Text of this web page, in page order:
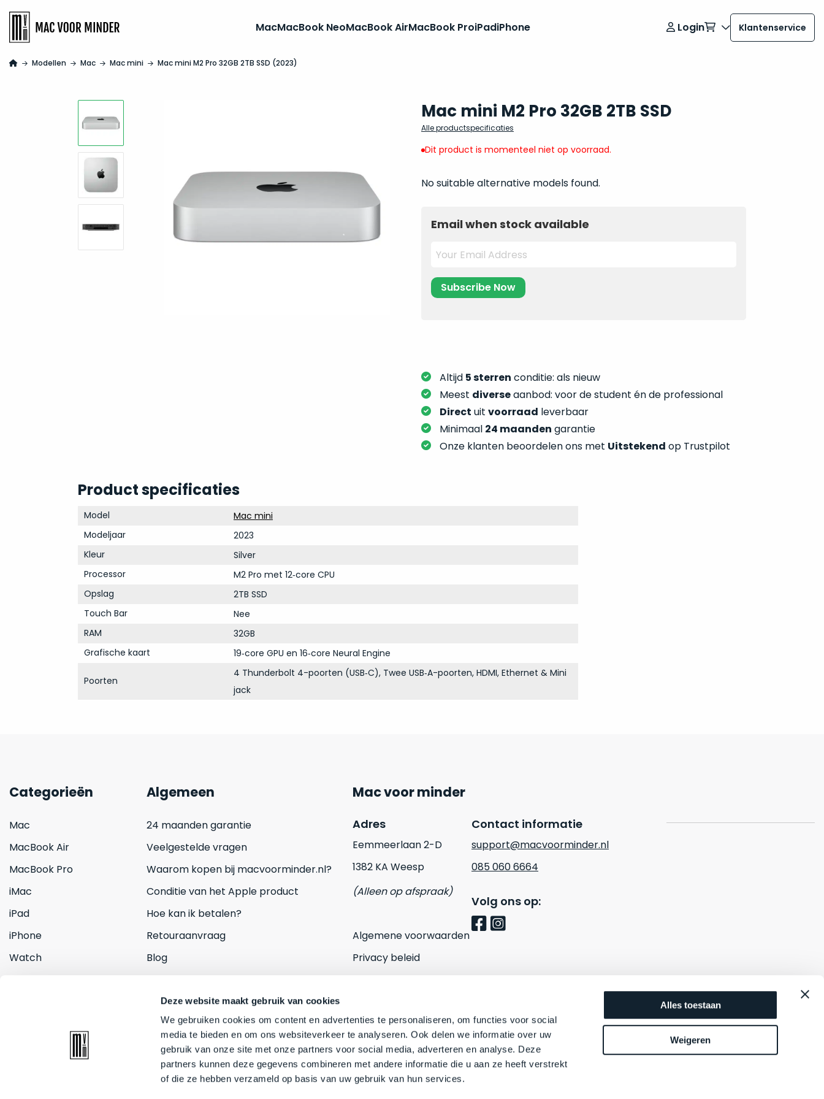
Deze website maakt gebruik van cookies
We gebruiken cookies om content en advertenties te personaliseren, om functies voor social
media te bieden en om ons websiteverkeer te analyseren. Ook delen we informatie over uw
gebruik van onze site met onze partners voor social media, adverteren en analyse. Deze
partners kunnen deze gegevens combineren met andere informatie die u aan ze heeft verstrekt
of die ze hebben verzameld op basis van uw gebruik van hun services.
Alles toestaan
Weigeren
MacMacBook NeoMacBook AirMacBook ProiPadiPhone Login Klantenservice
Modellen Mac Mac mini Mac mini M2 Pro 32GB 2TB SSD (2023)
Mac mini M2 Pro 32GB 2TB SSD
Alle productspecificaties
Dit product is momenteel niet op voorraad.
No suitable alternative models found.
Email when stock available
Altijd 5 sterren conditie: als nieuw
Meest diverseaanbod: voor de student én de professional
Direct uit voorraad leverbaar
Minimaal 24 maanden garantie
Onze klanten beoordelen ons met Uitstekend op Trustpilot
Product specificaties
Model
Mac mini
Modeljaar
2023
Kleur
Silver
Processor
M2 Pro met 12‑core CPU
Opslag
2TB SSD
Touch Bar
Nee
RAM
32GB
Grafische kaart
19‑core GPU en 16‑core Neural Engine
Poorten
4 Thunderbolt 4-poorten (USB‑C), Twee USB‑A-poorten, HDMI, Ethernet & Mini
jack
Categorieën
Mac
MacBook Air
MacBook Pro
iMac
iPad
iPhone
Watch
Algemeen
24 maanden garantie
Veelgestelde vragen
Waarom kopen bij macvoorminder.nl?
Conditie van het Apple product
Hoe kan ik betalen?
Retouraanvraag
Blog
Mac voor minder
Adres
Eemmeerlaan 2-D
1382 KA Weesp
(Alleen op afspraak)
Algemene voorwaarden
Privacy beleid
Contact informatie
support@macvoorminder.nl
085 060 6664
Volg ons op: